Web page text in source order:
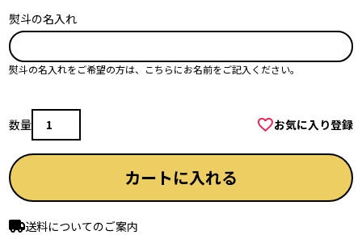
熨斗の名入れ
熨斗の名入れをご希望の方は、こちらにお名前をご記入ください。
お気に入り登録
カートに入れる
送料についてのご案内